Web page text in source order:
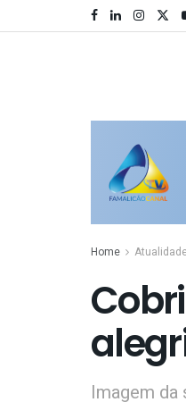
Home
Imagem da